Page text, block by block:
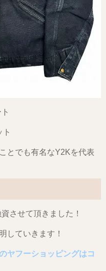
とでも有名なY2Kを代表
させて頂きました！
していきます！
ヤフーショッピングはコ